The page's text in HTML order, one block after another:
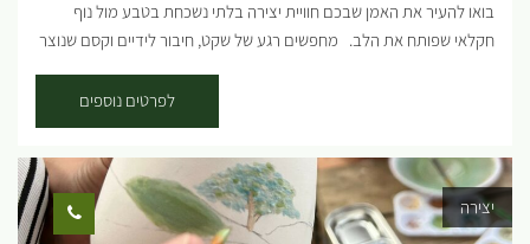
בואו להעיר את האמן שבכם חוויית יצירה בלתי נשכחת בטבע מול נוף
חקלאי שפותח את הלב. מחפשים רגע של שקט, חיבור לידיים וקסם שנוצר
אנחנו מזמינים אתכם להניח את הטלפונים בצד, להפשיל שרוולים ולהיכנס
לעולם של יצירה ורוגע. אצלנו כל אחד יכול להיות אמן – גם אם זו פעם
ראשונה שאתם נוגעים בחימר. מה מחכה לכם בסטודיו? אנחנו מציעים מגוון
רחב של סדנאות המשלבות טכניקות מסורתיות עם טאץ' מודרני: חוויית
יצירה אותנטית בחיק הטבע: צאו איתנו למסע יצירתי בשדות ובין עצי היער,
שם נאסף יחד חומרי גלם טבעיים ונעבוד אותם לכלים ויצירות ישירות
לפרטים נוספים
יצירה